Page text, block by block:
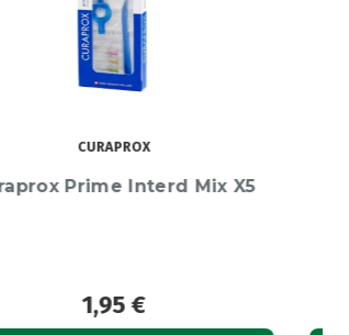
ELGYDIUM
Elgydium Clinic Fita Dentária
5,95